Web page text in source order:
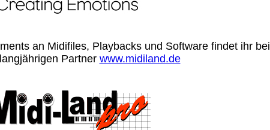
an Midifiles, Playbacks und Software findet ihr bei
Partner www.midiland.de